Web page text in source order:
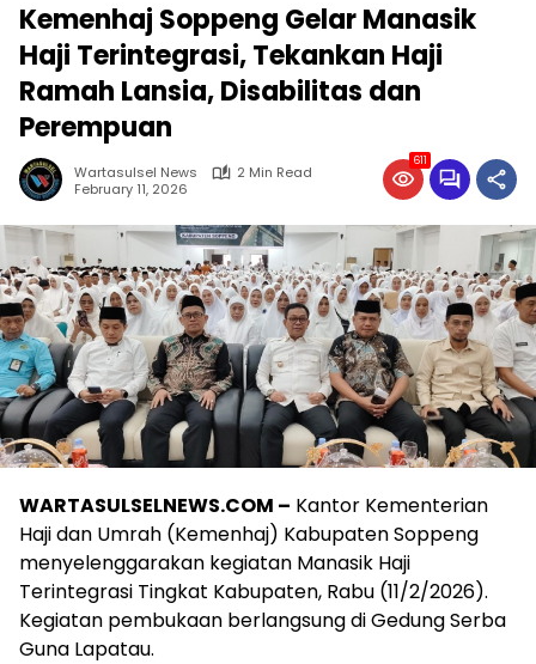
Kemenhaj Soppeng Gelar Manasik
Haji Terintegrasi, Tekankan Haji
Ramah Lansia, Disabilitas dan
Perempuan
Wartasulsel News
2 Min Read
February 11, 2026
611
WARTASULSELNEWS.COM – Kantor Kementerian
Haji dan Umrah (Kemenhaj) Kabupaten Soppeng
menyelenggarakan kegiatan Manasik Haji
Terintegrasi Tingkat Kabupaten, Rabu (11/2/2026).
Kegiatan pembukaan berlangsung di Gedung Serba
Guna Lapatau.